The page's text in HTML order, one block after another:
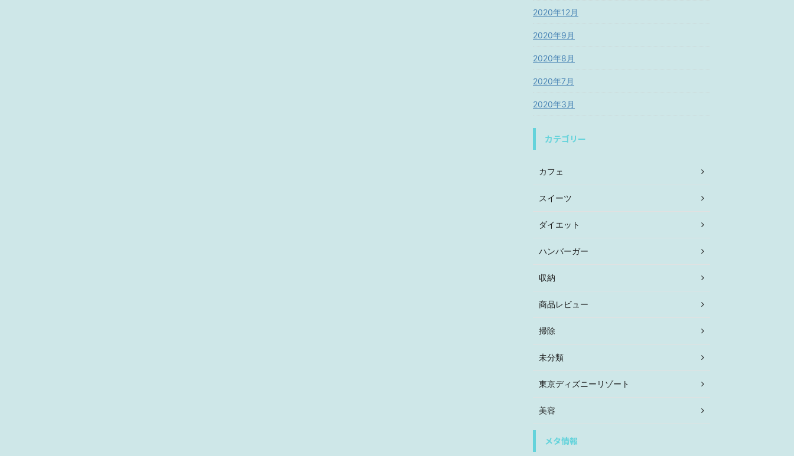
2020年12月
2020年9月
2020年8月
2020年7月
2020年3月
カテゴリー
カフェ
スイーツ
ダイエット
ハンバーガー
収納
商品レビュー
掃除
未分類
東京ディズニーリゾート
美容
メタ情報